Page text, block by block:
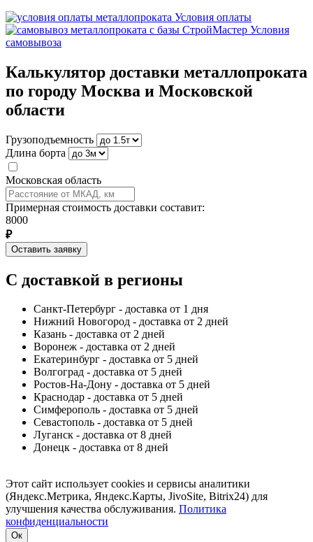
Условия оплаты
Условия
самовывоза
Калькулятор доставки металлопроката
по городу Москва и Московской
области
Грузоподъемность
Длина борта
Московская область
Примерная стоимость доставки составит:
8000
₽
Оставить заявку
С доставкой в регионы
Санкт-Петербург - доставка от 1 дня
Нижний Новогород - доставка от 2 дней
Казань - доставка от 2 дней
Воронеж - доставка от 2 дней
Екатеринбург - доставка от 5 дней
Волгоград - доставка от 5 дней
Ростов-На-Дону - доставка от 5 дней
Краснодар - доставка от 5 дней
Симферополь - доставка от 5 дней
Севастополь - доставка от 5 дней
Луганск - доставка от 8 дней
Донецк - доставка от 8 дней
Этот сайт использует cookies и сервисы аналитики
(Яндекс.Метрика, Яндекс.Карты, JivoSite, Bitrix24) для
улучшения качества обслуживания. Политика
конфиденциальности
Ок